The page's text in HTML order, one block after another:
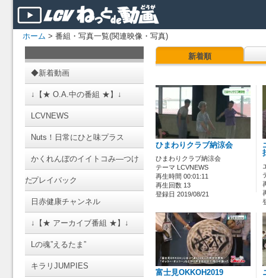
ホーム > 番組・写真一覧(関連映像・写真)
◆新着動画
↓【★ O.A.中の番組 ★】↓
LCVNEWS
Nuts！日常にひと味プラス
かくれんぼのイイトコみ―つけ
たプレイバック
日赤健康チャンネル
↓【★ アーカイブ番組 ★】↓
Lの魂”えるたま”
キラリJUMPIES
新着順
ひまわりクラブ納涼会
ひまわりクラブ納涼会
テーマ LCVNEWS
再生時間 00:01:11
再生回数 13
登録日 2019/08/21
富士見OKKOH2019